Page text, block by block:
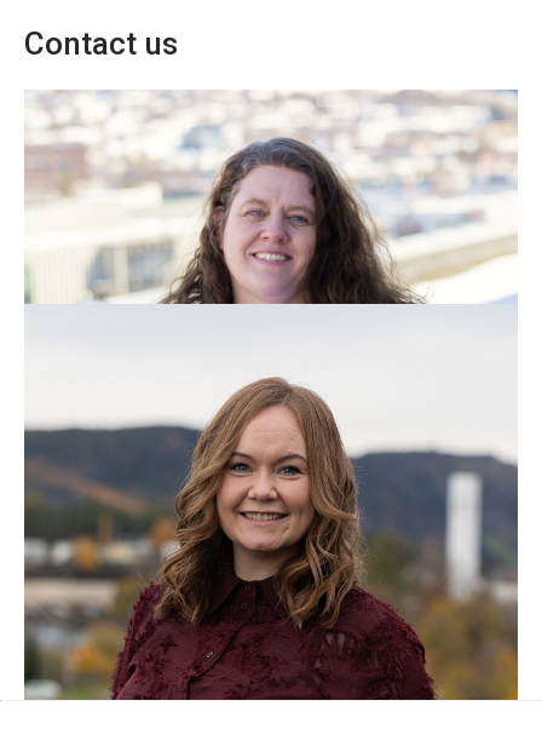
Contact us
Lisbeth Helene Førde
Originator for bilateral trade in the Power
Management department
Telefon: 95 72 65 81
E-post: lisbeth.helene.forde@nte.no
Originator for bilateral trade in the Power
Management department
Telefon:
92 61 62 86
E-post: Camilla.svarte@nte.no